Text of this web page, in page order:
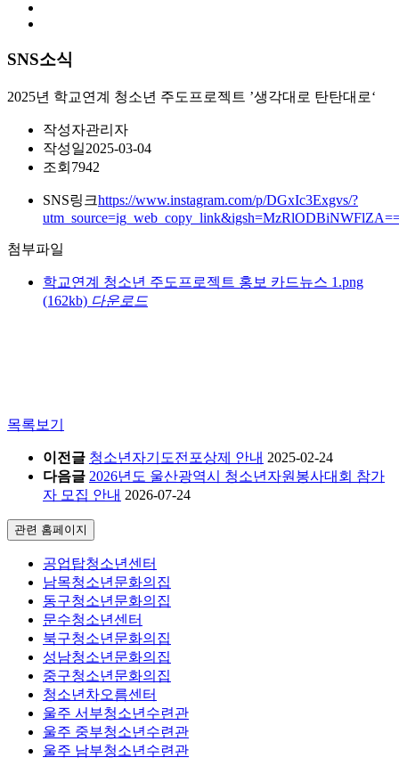
SNS소식
2025년 학교연계 청소년 주도프로젝트 ’생각대로 탄탄대로‘
작성자관리자
작성일2025-03-04
조회 7942
SNS링크https://www.instagram.com/p/DGxIc3Exgvs/?
첨부파일
학교연계 청소년 주도프로젝트 홍보 카드뉴스 1.png
(162kb) 다운로드
목록보기
이전글 청소년자기도전포상제 안내 2025-02-24
다음글 2026년도 울산광역시 청소년자원봉사대회 참가
자 모집 안내 2026-07-24
관련 홈페이지
공업탑청소년센터
남목청소년문화의집
동구청소년문화의집
문수청소년센터
북구청소년문화의집
성남청소년문화의집
중구청소년문화의집
청소년차오름센터
울주 서부청소년수련관
울주 중부청소년수련관
울주 남부청소년수련관